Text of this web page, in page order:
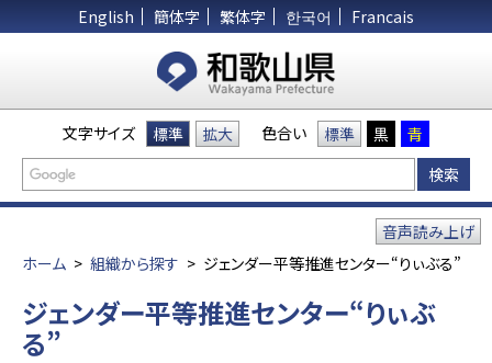
English 簡体字 繁体字 한국어 Francais
文字サイズ 標準 拡大 色合い 標準 黒 青
ホーム > 組織から探す > ジェンダー平等推進センター“りぃぶる”
音声読み上げ
ジェンダー平等推進センター“りぃぶ
る”